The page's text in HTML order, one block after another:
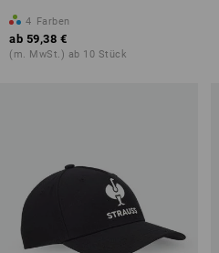
4 Farben
ab 59,38 €
(m. MwSt.) ab 10 Stück